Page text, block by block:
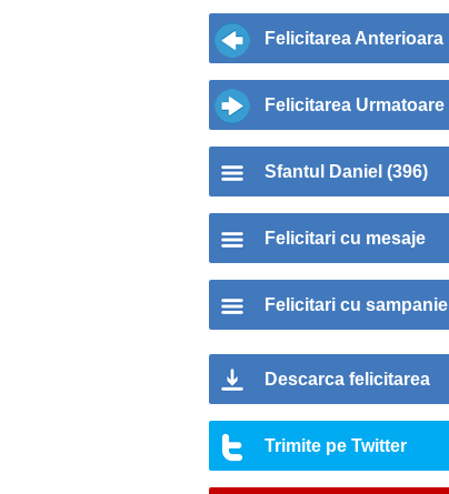
Felicitarea Anterioara
Felicitarea Urmatoare
Sfantul Daniel (396)
Felicitari cu mesaje
Felicitari cu sampanie
Descarca felicitarea
Trimite pe Twitter